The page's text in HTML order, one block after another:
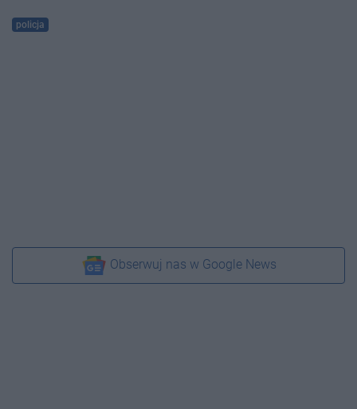
policja
Obserwuj nas w Google News